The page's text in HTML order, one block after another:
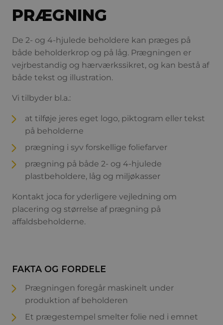
PRÆGNING
De 2- og 4-hjulede beholdere kan præges på
både beholderkrop og på låg. Prægningen er
vejrbestandig og hærværkssikret, og kan bestå af
både tekst og illustration.
Vi tilbyder bl.a.:
at tilføje jeres eget logo, piktogram eller tekst
på beholderne
prægning i syv forskellige foliefarver
prægning på både 2- og 4-hjulede
plastbeholdere, låg og miljøkasser
Kontakt joca for yderligere vejledning om
placering og størrelse af prægning på
affaldsbeholderne.
FAKTA OG FORDELE
Prægningen foregår maskinelt under
produktion af beholderen
Et prægestempel smelter folie ned i emnet